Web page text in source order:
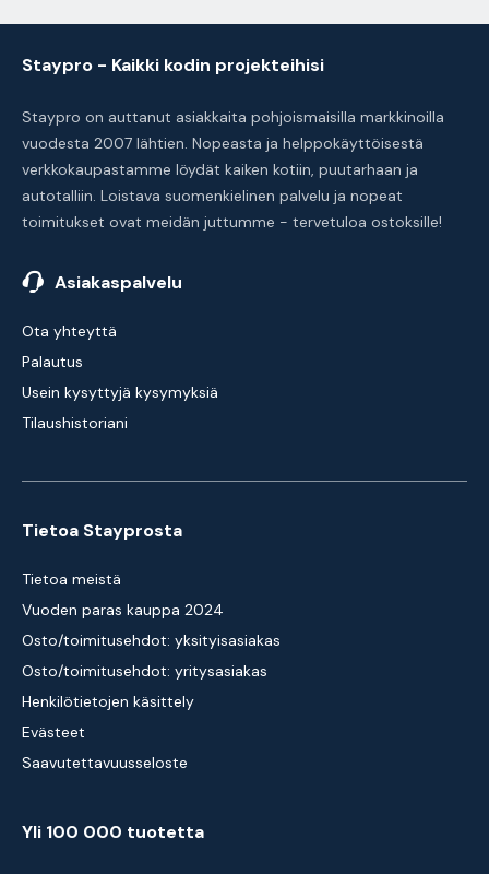
Staypro - Kaikki kodin projekteihisi
Staypro on auttanut asiakkaita pohjoismaisilla markkinoilla
vuodesta 2007 lähtien. Nopeasta ja helppokäyttöisestä
verkkokaupastamme löydät kaiken kotiin, puutarhaan ja
autotalliin. Loistava suomenkielinen palvelu ja nopeat
toimitukset ovat meidän juttumme - tervetuloa ostoksille!
Asiakaspalvelu
Ota yhteyttä
Palautus
Usein kysyttyjä kysymyksiä
Tilaushistoriani
Tietoa Stayprosta
Tietoa meistä
Vuoden paras kauppa 2024
Osto/toimitusehdot: yksityisasiakas
Osto/toimitusehdot: yritysasiakas
Henkilötietojen käsittely
Evästeet
Saavutettavuusseloste
Yli 100 000 tuotetta